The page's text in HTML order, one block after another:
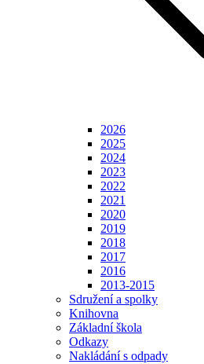
2026
2025
2024
2023
2022
2021
2020
2019
2018
2017
2016
2013-2015
Sdružení a spolky
Knihovna
Základní škola
Odkazy
Nakládání s odpady